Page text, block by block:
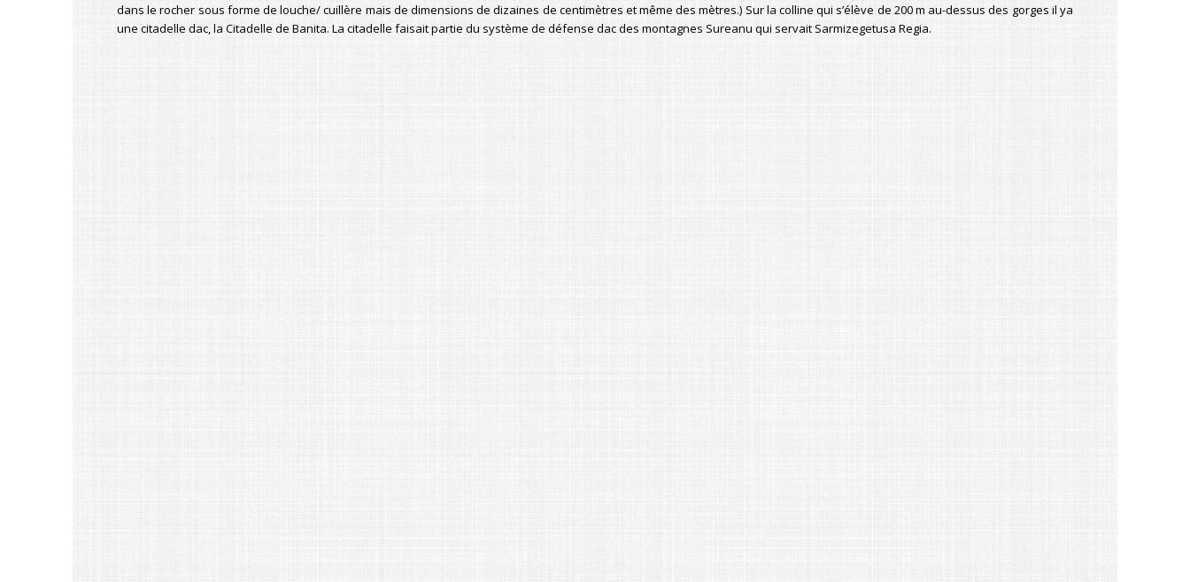
dans le rocher sous forme de louche/ cuillère mais de dimensions de dizaines de centimètres et même des mètres.) Sur la colline qui s’élève de 200 m au-dessus des gorges il ya
une citadelle dac, la Citadelle de Banita. La citadelle faisait partie du système de défense dac des montagnes Sureanu qui servait Sarmizegetusa Regia.